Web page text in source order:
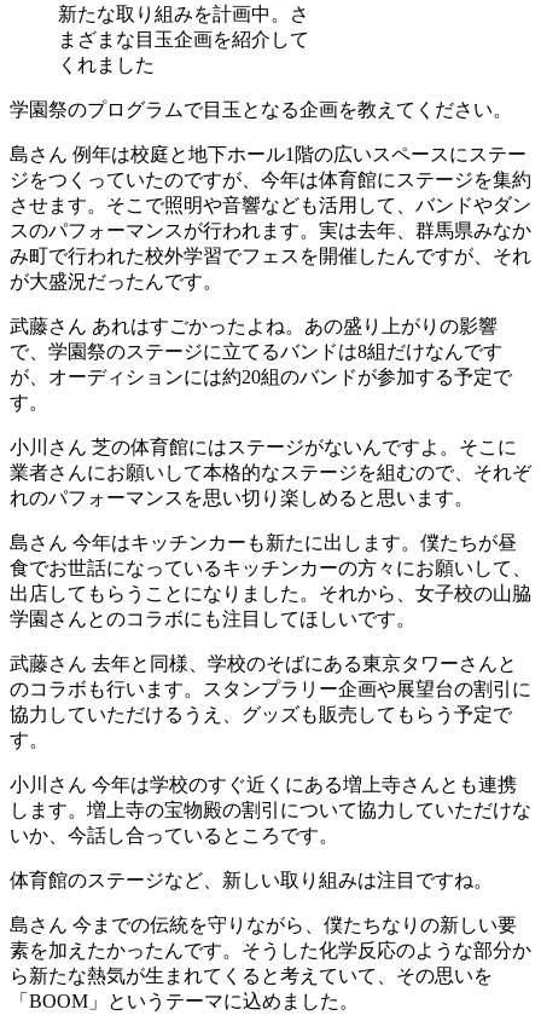
新たな取り組みを計画中。さ
まざまな目玉企画を紹介して
くれました
学園祭のプログラムで目玉となる企画を教えてください。
島さん 例年は校庭と地下ホール1階の広いスペースにステー
ジをつくっていたのですが、今年は体育館にステージを集約
させます。そこで照明や音響なども活用して、バンドやダン
スのパフォーマンスが行われます。実は去年、群馬県みなか
み町で行われた校外学習でフェスを開催したんですが、それ
が大盛況だったんです。
武藤さん あれはすごかったよね。あの盛り上がりの影響
で、学園祭のステージに立てるバンドは8組だけなんです
が、オーディションには約20組のバンドが参加する予定で
す。
小川さん 芝の体育館にはステージがないんですよ。そこに
業者さんにお願いして本格的なステージを組むので、それぞ
れのパフォーマンスを思い切り楽しめると思います。
島さん 今年はキッチンカーも新たに出します。僕たちが昼
食でお世話になっているキッチンカーの方々にお願いして、
出店してもらうことになりました。それから、女子校の山脇
学園さんとのコラボにも注目してほしいです。
武藤さん 去年と同様、学校のそばにある東京タワーさんと
のコラボも行います。スタンプラリー企画や展望台の割引に
協力していただけるうえ、グッズも販売してもらう予定で
す。
小川さん 今年は学校のすぐ近くにある増上寺さんとも連携
します。増上寺の宝物殿の割引について協力していただけな
いか、今話し合っているところです。
体育館のステージなど、新しい取り組みは注目ですね。
島さん 今までの伝統を守りながら、僕たちなりの新しい要
素を加えたかったんです。そうした化学反応のような部分か
ら新たな熱気が生まれてくると考えていて、その思いを
「BOOM」というテーマに込めました。